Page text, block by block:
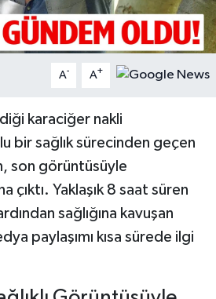
A- A+
karaciğer nakli
bir sağlık sürecinden geçen
son görüntüsüyle
çıktı. Yaklaşık 8 saat süren
sağlığına kavuşan
paylaşımı kısa sürede ilgi